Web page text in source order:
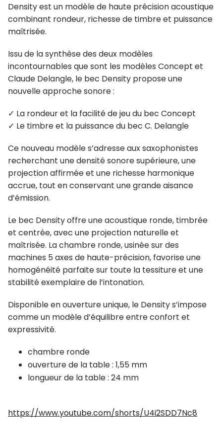
Density est un modèle de haute précision acoustique
combinant rondeur, richesse de timbre et puissance
maîtrisée.
Issu de la synthèse des deux modèles
incontournables que sont les modèles Concept et
Claude Delangle, le bec Density propose une
nouvelle approche sonore :
✓ La rondeur et la facilité de jeu du bec Concept
✓ Le timbre et la puissance du bec C. Delangle
Ce nouveau modèle s’adresse aux saxophonistes
recherchant une densité sonore supérieure, une
projection affirmée et une richesse harmonique
accrue, tout en conservant une grande aisance
d’émission.
Le bec Density offre une acoustique ronde, timbrée
et centrée, avec une projection naturelle et
maîtrisée. La chambre ronde, usinée sur des
machines 5 axes de haute-précision, favorise une
homogénéité parfaite sur toute la tessiture et une
stabilité exemplaire de l’intonation.
Disponible en ouverture unique, le Density s’impose
comme un modèle d’équilibre entre confort et
expressivité.
chambre ronde
ouverture de la table : 1,55 mm
longueur de la table : 24 mm
https://www.youtube.com/shorts/U4i2SDD7Nc8